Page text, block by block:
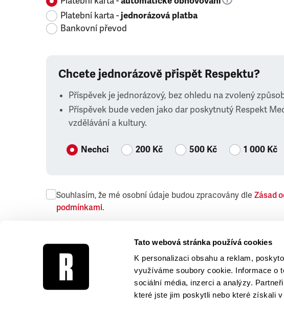
Tato webová stránka používá cookies
K personalizaci obsahu a reklam,
využíváme soubory cookie. Informace o
sociální média, inzerci a analýzy.
které jste jim poskytli nebo které získali
Platební karta -jednorázová platba
Bankovní převod
Chcete jednorázově přispět Respektu?
Příspěvek je jednorázový, bez ohledu na zvolený
Příspěvek bude veden jako dar poskytnutý Respekt
vzdělávání a kultury.
Nechci 200 Kč 500 Kč 1 000 Kč
Souhlasím, že mé osobní údaje budou zpracovány dle Zásad
podmínkami.